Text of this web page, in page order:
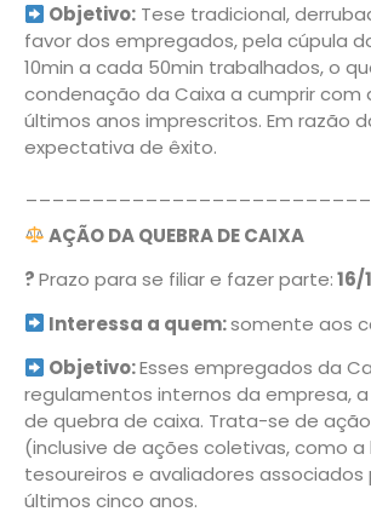
Objetivo: Tese tradicional,
favor dos empregados, pela cúpula
10min a cada 50min trabalhados, o
condenação da Caixa a cumprir com
últimos anos imprescritos. Em razão
expectativa de êxito.
AÇÃO DA QUEBRA DE CAIXA
?Prazo para se filiar e fazer parte:16/
Interessa a quem:somente aos
Objetivo:Esses empregados da
regulamentos internos da empresa,
de quebra de caixa. Trata-se de
(inclusive de ações coletivas, como
tesoureiros e avaliadores
últimos cinco anos.